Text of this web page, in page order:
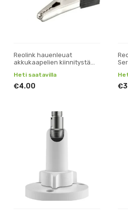
Reolink hauenleuat
akkukaapelien kiinnitystä
Heti saatavilla
€4.00